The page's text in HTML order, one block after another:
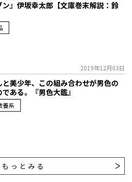
ン』伊坂幸太郎【文庫巻末解説：鈴
2019年12月03日
と美少年、この組み合わせが男色の
ある。『男色大鑑』
養系
もっとみる